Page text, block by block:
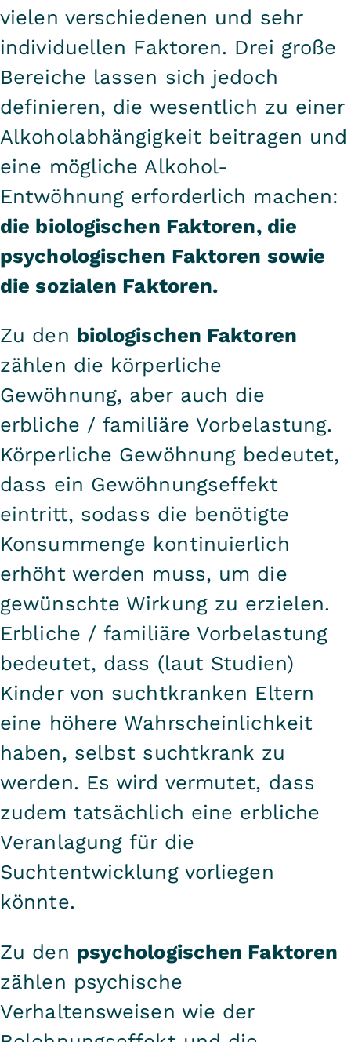
vielen verschiedenen und sehr
individuellen Faktoren. Drei große
Bereiche lassen sich jedoch
definieren, die wesentlich zu einer
Alkoholabhängigkeit beitragen und
eine mögliche Alkohol-
Entwöhnung erforderlich machen:
die biologischen Faktoren, die
psychologischen Faktoren sowie
die sozialen Faktoren.
Zu den biologischen Faktoren
zählen die körperliche
Gewöhnung, aber auch die
erbliche / familiäre Vorbelastung.
Körperliche Gewöhnung bedeutet,
dass ein Gewöhnungseffekt
eintritt, sodass die benötigte
Konsummenge kontinuierlich
erhöht werden muss, um die
gewünschte Wirkung zu erzielen.
Erbliche / familiäre Vorbelastung
bedeutet, dass (laut Studien)
Kinder von suchtkranken Eltern
eine höhere Wahrscheinlichkeit
haben, selbst suchtkrank zu
werden. Es wird vermutet, dass
zudem tatsächlich eine erbliche
Veranlagung für die
Suchtentwicklung vorliegen
könnte.
Zu den psychologischen Faktoren
zählen psychische
Verhaltensweisen wie der